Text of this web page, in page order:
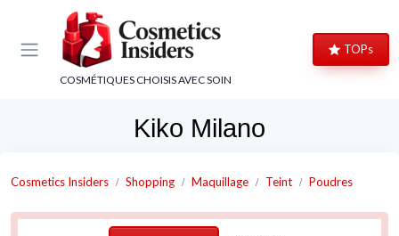
COSMÉTIQUES CHOISIS AVEC SOIN
TOPs
Kiko Milano
Cosmetics Insiders Shopping Maquillage Teint Poudres
Panneau de gestion des cookies